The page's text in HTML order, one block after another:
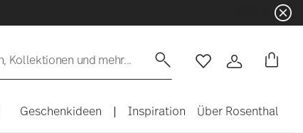
Kollektionen und mehr... WishlistAnmelden
Geschenkideen | Inspiration Über Rosenthal